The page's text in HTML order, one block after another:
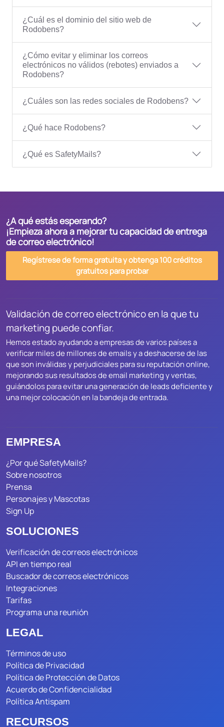
¿Cuál es el dominio del sitio web de
Rodobens?
¿Cómo evitar y eliminar los correos
electrónicos no válidos (rebotes) enviados a
Rodobens?
¿Cuáles son las redes sociales de Rodobens?
¿Qué hace Rodobens?
¿Qué es SafetyMails?
¿A qué estás esperando?
¡Empieza ahora a mejorar tu capacidad de entrega
de correo electrónico!
Regístrese de forma gratuita y obtenga 100 créditos
gratuitos para probar
Validación de correo electrónico en la que tu
marketing puede confiar.
Hemos estado ayudando a empresas de varios países a
verificar miles de millones de emails y a deshacerse de las
que son inválidas y perjudiciales para su reputación online,
mejorando sus resultados de email marketing y ventas,
guiándolos para evitar una generación de leads deficiente y
una mejor colocación en la bandeja de entrada.
EMPRESA
¿Por qué SafetyMails?
Sobre nosotros
Prensa
Personajes y Mascotas
Sign Up
SOLUCIONES
Verificación de correos electrónicos
API en tiempo real
Buscador de correos electrónicos
Integraciones
Tarifas
Programa una reunión
LEGAL
Términos de uso
Política de Privacidad
Política de Protección de Datos
Acuerdo de Confidencialidad
Política Antispam
RECURSOS